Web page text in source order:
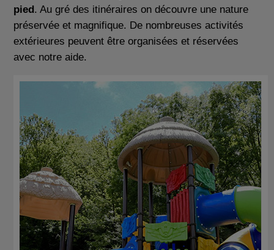
pied. Au gré des itinéraires on découvre une nature
préservée et magnifique. De nombreuses activités
extérieures peuvent être organisées et réservées
avec notre aide.